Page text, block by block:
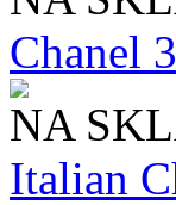
Chanel
NA
Italian